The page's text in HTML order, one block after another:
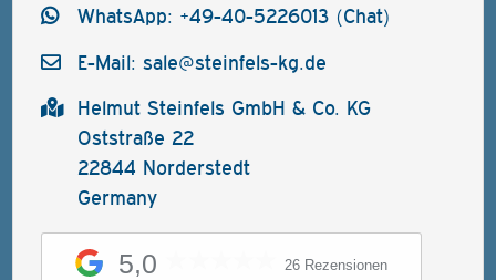
WhatsApp: +49-40-5226013 (Chat)
E-Mail: sale@steinfels-kg.de
Helmut Steinfels GmbH & Co. KG
Oststraße 22
22844 Norderstedt
Germany
5,0 26 Rezensionen